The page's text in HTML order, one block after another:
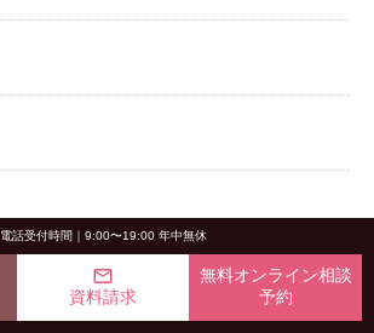
電話受付時間｜9:00〜19:00 年中無休
mail_outline
資料請求
無料オンライン相談
予約